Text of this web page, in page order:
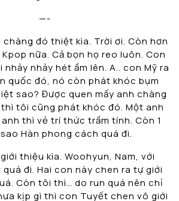
—-
chàng đó thiệt kìa. Trời ơi. Còn hơn
nữa. Cả bọn họ reo luôn. Con
nhảy hét ầm lên. A.. con Mỹ ra
quốc đó, nó còn phát khóc bụm
sao? Được quen mấy anh chàng
tôi cũng phát khóc đó. Một anh
thì vẻ trí thức trầm tính. Còn 1
Hàn phong cách quá đi.
thiệu kìa. Woohyun, Nam, với
đi. Hai con này chen ra tự giới
Còn tôi thì… do run quá nên chỉ
kịp gì thì con Tuyết chen vô giới